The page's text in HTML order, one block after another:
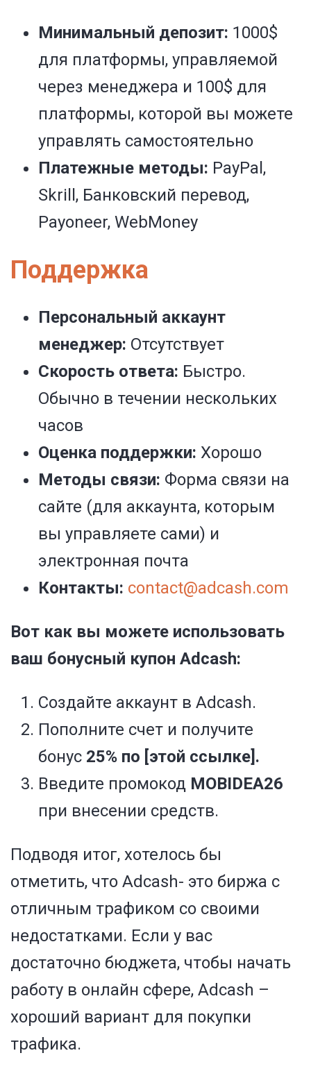
Минимальный депозит: 1000$
для платформы, управляемой
через менеджера и 100$ для
платформы, которой вы можете
управлять самостоятельно
Платежные методы: PayPal,
Skrill, Банковский перевод,
Payoneer, WebMoney
Поддержка
Персональный аккаунт
менеджер: Отсутствует
Скорость ответа: Быстро.
Обычно в течении нескольких
часов
Оценка поддержки: Хорошо
Методы связи: Форма связи на
сайте (для аккаунта, которым
вы управляете сами) и
электронная почта
Контакты: contact@adcash.com
Вот как вы можете использовать
ваш бонусный купон Adcash:
Создайте аккаунт в Adcash.
Пополните счет и получите
бонус 25% по [этой ссылке].
Введите промокод MOBIDEA26
при внесении средств.
Подводя итог, хотелось бы
отметить, что Adcash- это биржа с
отличным трафиком со своими
недостатками. Если у вас
достаточно бюджета, чтобы начать
работу в онлайн сфере, Adcash –
хороший вариант для покупки
трафика.